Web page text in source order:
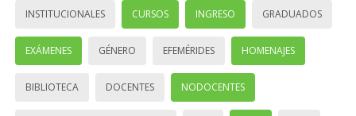
INSTITUCIONALES CURSOS INGRESO GRADUADOS
EXÁMENES GÉNERO EFEMÉRIDES HOMENAJES
BIBLIOTECA DOCENTES NODOCENTES